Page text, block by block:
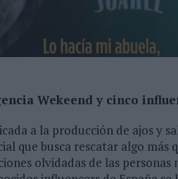
“LA CONSTRUCCIÓN DE MARCA A LARGO
– SIN LÍMITES’, DE CHEIL SPAIN PARA
Wekeend y cinco
a la producción de ajos y
que busca rescatar algo más
olvidadas de las personas